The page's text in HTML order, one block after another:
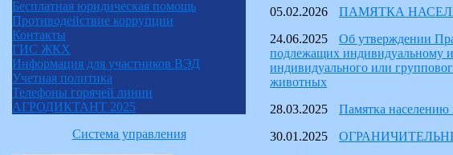
Бесплатная юридическая помощь
Противодействие коррупции
Контакты
ГИС ЖКХ
Информация для участников ВЭД
Учетная политика
Телефоны горячей линии
АГРОДИКТАНТ 2025
Система управления
05.02.2026
ПАМЯТКА
24.06.2025
Об утверждении
подлежащих индивидуальному
индивидуального или
животных
28.03.2025
Памятка населению
30.01.2025